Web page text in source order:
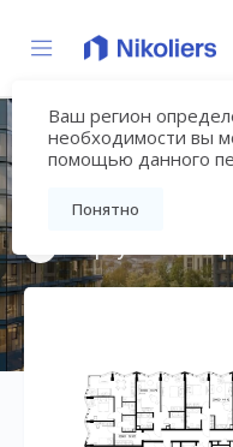
Ваш регион
необходимости вы
помощью данного
Понятно
«МИРА»